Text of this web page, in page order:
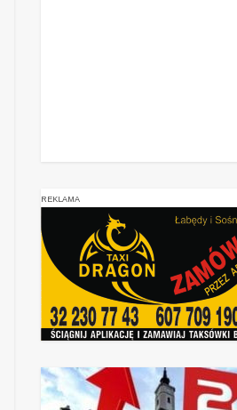
REKLAMA